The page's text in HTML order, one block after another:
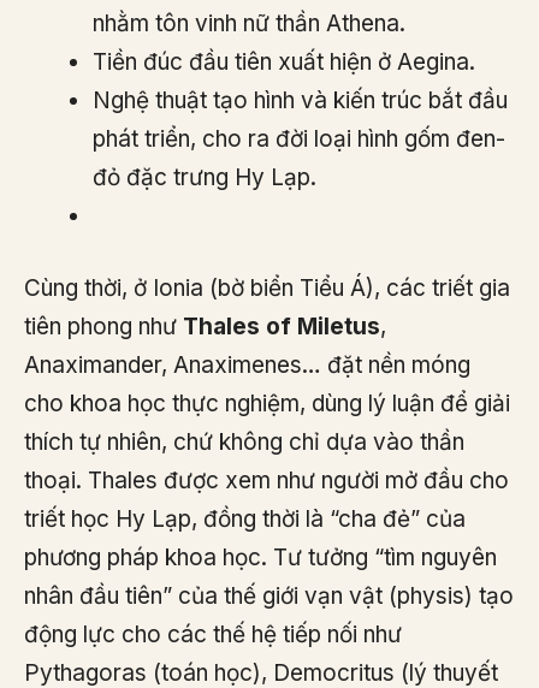
nhằm tôn vinh nữ thần Athena.
Tiền đúc đầu tiên xuất hiện ở Aegina.
Nghệ thuật tạo hình và kiến trúc bắt đầu
phát triển, cho ra đời loại hình gốm đen-
đỏ đặc trưng Hy Lạp.
Cùng thời, ở Ionia (bờ biển Tiểu Á), các triết gia
tiên phong như Thales of Miletus,
Anaximander, Anaximenes… đặt nền móng
cho khoa học thực nghiệm, dùng lý luận để giải
thích tự nhiên, chứ không chỉ dựa vào thần
thoại. Thales được xem như người mở đầu cho
triết học Hy Lạp, đồng thời là “cha đẻ” của
phương pháp khoa học. Tư tưởng “tìm nguyên
nhân đầu tiên” của thế giới vạn vật (physis) tạo
động lực cho các thế hệ tiếp nối như
Pythagoras (toán học), Democritus (lý thuyết